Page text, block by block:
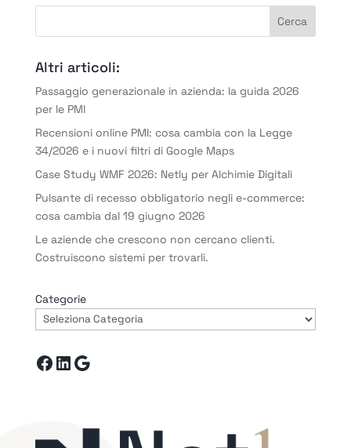
Altri articoli:
Passaggio generazionale in azienda: la guida 2026
per le PMI
Recensioni online PMI: cosa cambia con la Legge
34/2026 e i nuovi filtri di Google Maps
Case Study WMF 2026: Netly per Alchimie Digitali
Pulsante di recesso obbligatorio negli e-commerce:
cosa cambia dal 19 giugno 2026
Le aziende che crescono non cercano clienti.
Costruiscono sistemi per trovarli.
Categorie
Facebook
LinkedIn
Google